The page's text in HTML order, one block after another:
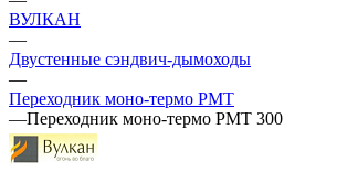
ВУЛКАН
—
Двустенные сэндвич-дымоходы
—
Переходник моно-термо PMT
—Переходник моно-термо PMT 300